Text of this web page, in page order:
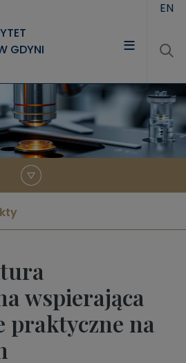
GDYNI
EN
wspierająca
praktyczne na